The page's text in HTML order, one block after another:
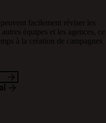
facilement réviser les
équipes et les agences, ce
à la création de campagnes